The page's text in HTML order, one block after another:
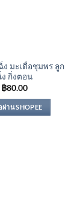
ง มะเดื่อชุมพร ลูก
กิ่งตอน
฿80.00
าน SHOPEE